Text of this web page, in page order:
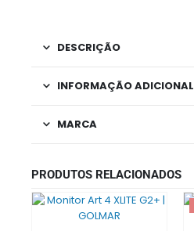
DESCRIÇÃO
INFORMAÇÃO ADICIONAL
MARCA
PRODUTOS RELACIONADOS